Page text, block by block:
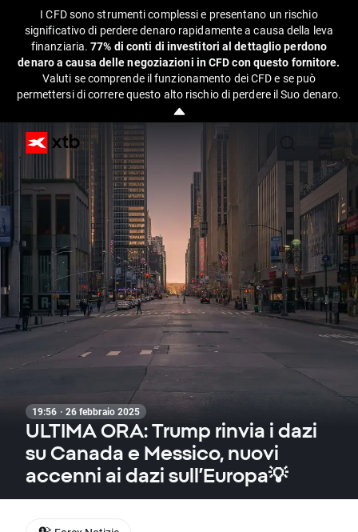
I CFD sono strumenti complessi e presentano un rischio
significativo di perdere denaro rapidamente a causa della leva
finanziaria.77% di conti di investitori al dettaglio perdono
denaro a causa delle negoziazioni in CFD con questo fornitore.
Valuti se comprende il funzionamento dei CFD e se può
permettersi di correre questo alto rischio di perdere il Suo denaro.
19:56 · 26 febbraio 2025
ULTIMA ORA: Trump rinvia i dazi
su Canada e Messico, nuovi
accenni ai dazi sull’Europa💡